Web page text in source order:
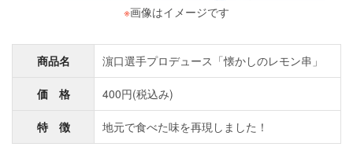
※画像はイメージです
商品名 濵口選手プロデュース「懐かしのレモン串」
価 格 400円(税込み)
特 徴 地元で食べた味を再現しました！